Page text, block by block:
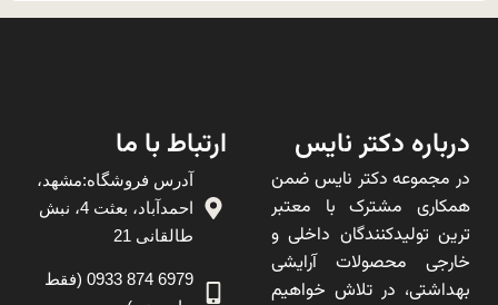
درباره دکتر نایس
در مجموعه دکتر نایس ضمن
همکاری مشترک با معتبر
ترین تولیدکنندگان داخلی و
خارجی محصولات آرایشی
بهداشتی، در تلاش خواهیم
ارتباط با ما
آدرس فروشگاه:مشهد،
احمدآباد، بعثت 4، نبش
طالقانی 21
6979 874 0933 (فقط